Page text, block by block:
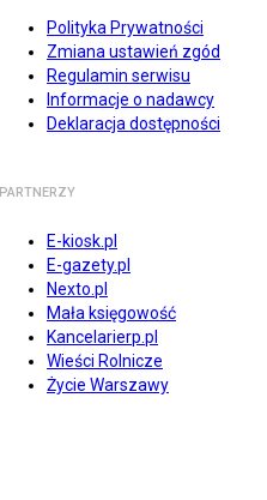
Polityka Prywatności
Zmiana ustawień zgód
Regulamin serwisu
Informacje o nadawcy
Deklaracja dostępności
PARTNERZY
E-kiosk.pl
E-gazety.pl
Nexto.pl
Mała księgowość
Kancelarierp.pl
Wieści Rolnicze
Życie Warszawy